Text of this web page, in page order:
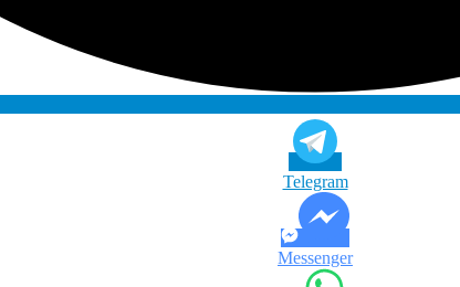
Telegram
Messenger